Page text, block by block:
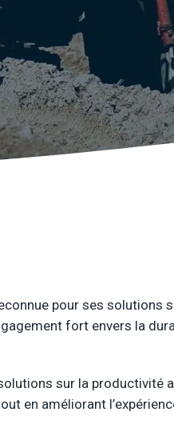
local
Ciblez les
clients aux alentours
contenuStructurez vos
critères de qualité (E-E-A-
pour ses solutions
fort envers la
sur la productivité
en améliorant